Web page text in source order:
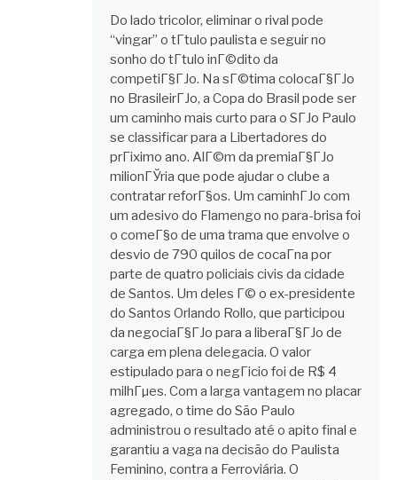
Do lado tricolor, eliminar o rival pode
“vingar” o tГ­tulo paulista e seguir no
sonho do tГ­tulo inГ©dito da
competiГ§ГЈo. Na sГ©tima colocaГ§ГЈo
no BrasileirГЈo, a Copa do Brasil pode ser
um caminho mais curto para o SГЈo Paulo
se classificar para a Libertadores do
prГіximo ano. AlГ©m da premiaГ§ГЈo
milionГЎria que pode ajudar o clube a
contratar reforГ§os. Um caminhГЈo com
um adesivo do Flamengo no para-brisa foi
o comeГ§o de uma trama que envolve o
desvio de 790 quilos de cocaГ­na por
parte de quatro policiais civis da cidade
de Santos. Um deles Г© o ex-presidente
do Santos Orlando Rollo, que participou
da negociaГ§ГЈo para a liberaГ§ГЈo de
carga em plena delegacia. O valor
estipulado para o negГіcio foi de R$ 4
milhГµes. Com a larga vantagem no placar
agregado, o time do São Paulo
administrou o resultado até o apito final e
garantiu a vaga na decisão do Paulista
Feminino, contra a Ferroviária. O